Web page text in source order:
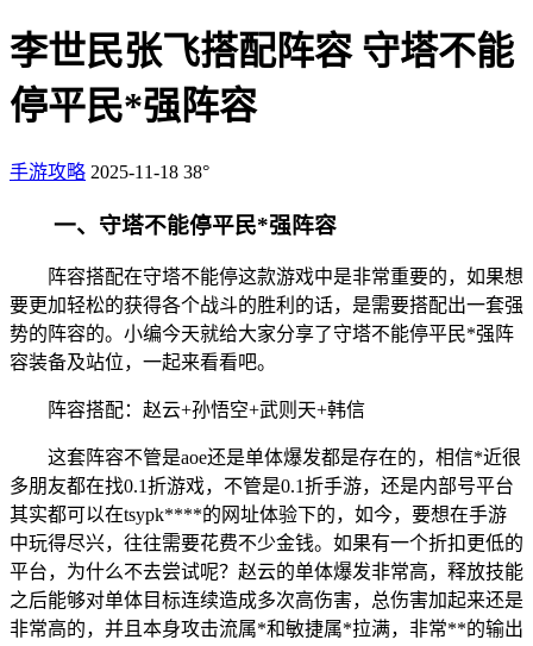
李世民张飞搭配阵容 守塔不能
停平民*强阵容
手游攻略 2025-11-18 38°
一、守塔不能停平民*强阵容
阵容搭配在守塔不能停这款游戏中是非常重要的，如果想
要更加轻松的获得各个战斗的胜利的话，是需要搭配出一套强
势的阵容的。小编今天就给大家分享了守塔不能停平民*强阵
容装备及站位，一起来看看吧。
阵容搭配：赵云+孙悟空+武则天+韩信
这套阵容不管是aoe还是单体爆发都是存在的，相信*近很
多朋友都在找0.1折游戏，不管是0.1折手游，还是内部号平台
其实都可以在tsypk****的网址体验下的，如今，要想在手游
中玩得尽兴，往往需要花费不少金钱。如果有一个折扣更低的
平台，为什么不去尝试呢？赵云的单体爆发非常高，释放技能
之后能够对单体目标连续造成多次高伤害，总伤害加起来还是
非常高的，并且本身攻击流属*和敏捷属*拉满，非常**的输出